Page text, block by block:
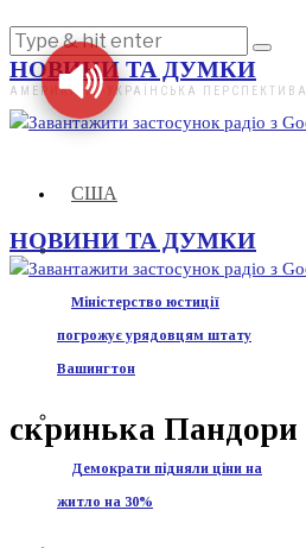
НОВИНИ ТА ДУМКИ
АМЕРИКАНО-УКРАЇНСЬКА ПЕРСПЕКТИВА
США
Міністерство юстиції
погрожує урядовцям штату
Вашингтон
Демократи підняли ціни на
житло на 30%
НОВИНИ ТА ДУМКИ
скринька Пандори